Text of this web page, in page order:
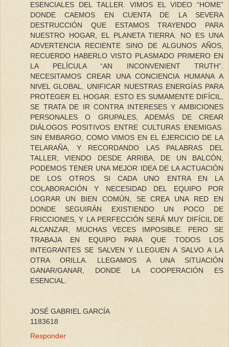
ESENCIALES DEL TALLER. VIMOS EL VIDEO “HOME”
DONDE CAEMOS EN CUENTA DE LA SEVERA
DESTRUCCIÓN QUE ESTAMOS TRAYENDO PARA
NUESTRO HOGAR, EL PLANETA TIERRA. NO ES UNA
ADVERTENCIA RECIENTE SINO DE ALGUNOS AÑOS,
RECUERDO HABERLO VISTO PLASMADO PRIMERO EN
LA PELÍCULA “AN INCONVENIENT TRUTH”.
NECESITAMOS CREAR UNA CONCIENCIA HUMANA A
NIVEL GLOBAL, UNIFICAR NUESTRAS ENERGÍAS PARA
PROTEGER EL HOGAR. ESTO ES SUMAMENTE DIFÍCIL,
SE TRATA DE IR CONTRA INTERESES Y AMBICIONES
PERSONALES O GRUPALES, ADEMÁS DE CREAR
DIÁLOGOS POSITIVOS ENTRE CULTURAS ENEMIGAS.
SIN EMBARGO, COMO VIMOS EN EL EJERCICIO DE LA
TELARAÑA, Y RECORDANDO LAS PALABRAS DEL
TALLER, VIENDO DESDE ARRIBA, DE UN BALCÓN,
PODEMOS TENER UNA MEJOR IDEA DE LA ACTUACIÓN
DE LOS OTROS. SI CADA UNO ENTRA EN LA
COLABORACIÓN Y NECESIDAD DEL EQUIPO POR
LOGRAR UN BIEN COMÚN, SE CREA UNA RED EN
DONDE SEGUIRÁN EXISTIENDO UN POCO DE
FRICCIONES, Y LA PERFECCIÓN SERÁ MUY DIFÍCIL DE
ALCANZAR, MUCHAS VECES IMPOSIBLE. PERO SE
TRABAJA EN EQUIPO PARA QUE TODOS LOS
INTEGRANTES SE SALVEN Y LLEGUEN A SALVO A LA
OTRA ORILLA. LLEGAMOS A UNA SITUACIÓN
GANAR/GANAR, DONDE LA COOPERACIÓN ES
ESENCIAL.
JOSÉ GABRIEL GARCÍA
1183618
Responder